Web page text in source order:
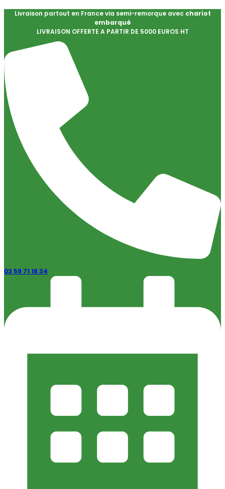
Livraison partout en France via semi-remorque avec chariot
embarqué
LIVRAISON OFFERTE A PARTIR DE 5000 EUROS HT
03 59 71 18 34